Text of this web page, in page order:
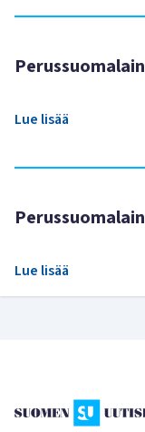
Lue lisää
Lue lisää